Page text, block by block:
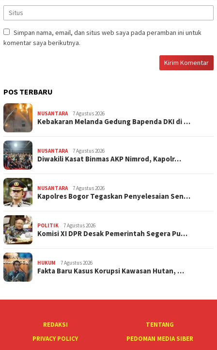
Simpan nama, email, dan situs web saya pada peramban ini untuk
komentar saya berikutnya.
POS TERBARU
NUSANTARA 7 Agustus 2026
Kebakaran Melanda Gedung Bapenda DKI di …
NUSANTARA 7 Agustus 2026
Diwakili Kasat Binmas AKP Nimrod, Kapolr…
NUSANTARA 7 Agustus 2026
Kapolres Bogor Tegaskan Penyelesaian Sen…
POLITIK 7 Agustus 2026
Komisi XI DPR Desak Pemerintah Segera Pu…
HUKUM 7 Agustus 2026
Fakta Baru Kasus Korupsi Kawasan Hutan, …
REDAKSI
TENTANG
PRIVACY POLICY
PEDOMAN MEDIA SIBER